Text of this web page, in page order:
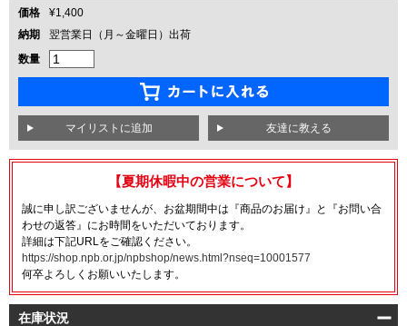
価格
¥1,400
納期
翌営業日（月～金曜日）出荷
数量
友達に教える
【夏期休暇中の営業について】
誠に申し訳ございませんが、お盆期間中は『商品のお届け』と『お問い合
わせの返答』にお時間をいただいております。
詳細は下記URLをご確認ください。
https://shop.npb.or.jp/npbshop/news.html?nseq=10001577
何卒よろしくお願いいたします。
在庫状況